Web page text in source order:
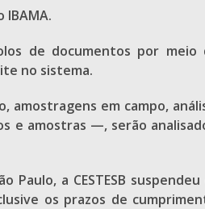
de documentos por meio
no sistema.
amostragens em campo,
amostras —, serão
a CESTESB
os prazos de